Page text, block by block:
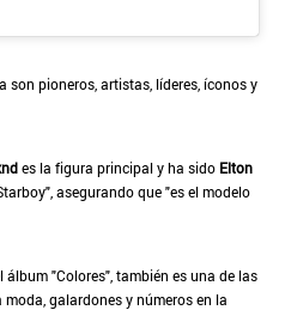
son pioneros, artistas, líderes, íconos y
es la figura principal y ha sido Elton
asegurando que "es el modelo
"Colores", también es una de las
galardones y números en la